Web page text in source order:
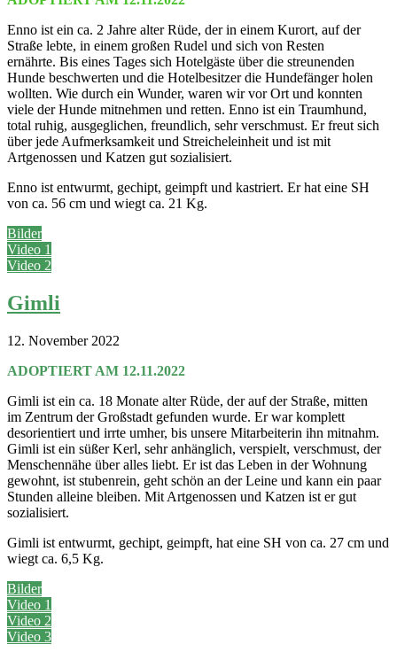
Enno ist ein ca. 2 Jahre alter Rüde, der in einem Kurort, auf der
Straße lebte, in einem großen Rudel und sich von Resten
ernährte. Bis eines Tages sich Hotelgäste über die streunenden
Hunde beschwerten und die Hotelbesitzer die Hundefänger holen
wollten. Wie durch ein Wunder, waren wir vor Ort und konnten
viele der Hunde mitnehmen und retten. Enno ist ein Traumhund,
total ruhig, ausgeglichen, freundlich, sehr verschmust. Er freut sich
über jede Aufmerksamkeit und Streicheleinheit und ist mit
Artgenossen und Katzen gut sozialisiert.
Enno ist entwurmt, gechipt, geimpft und kastriert. Er hat eine SH
von ca. 56 cm und wiegt ca. 21 Kg.
Bilder
Video 1
Video 2
Gimli
12. November 2022
ADOPTIERT AM 12.11.2022
Gimli ist ein ca. 18 Monate alter Rüde, der auf der Straße, mitten
im Zentrum der Großstadt gefunden wurde. Er war komplett
desorientiert und irrte umher, bis unsere Mitarbeiterin ihn mitnahm.
Gimli ist ein süßer Kerl, sehr anhänglich, verspielt, verschmust, der
Menschennähe über alles liebt. Er ist das Leben in der Wohnung
gewohnt, ist stubenrein, geht schön an der Leine und kann ein paar
Stunden alleine bleiben. Mit Artgenossen und Katzen ist er gut
sozialisiert.
Gimli ist entwurmt, gechipt, geimpft, hat eine SH von ca. 27 cm und
wiegt ca. 6,5 Kg.
Bilder
Video 1
Video 2
Video 3